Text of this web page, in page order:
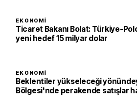
EKONOMI
Ticaret Bakanı Bolat: Türkiye-
yeni hedef 15 milyar dolar
EKONOMI
Beklentiler yükseleceği
Bölgesi'nde perakende satışlar